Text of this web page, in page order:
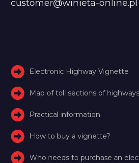
customer@winieta-online.pl
Electronic Highway Vignette
Map of toll sections of
Practical information
How to buy a vignette?
Who needs to purchase an